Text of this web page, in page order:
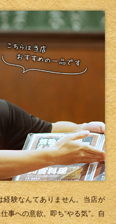
経験なんてありません。当店が
事への意欲。即ち“やる気”。自